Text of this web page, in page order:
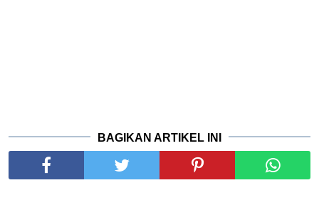
BAGIKAN ARTIKEL INI